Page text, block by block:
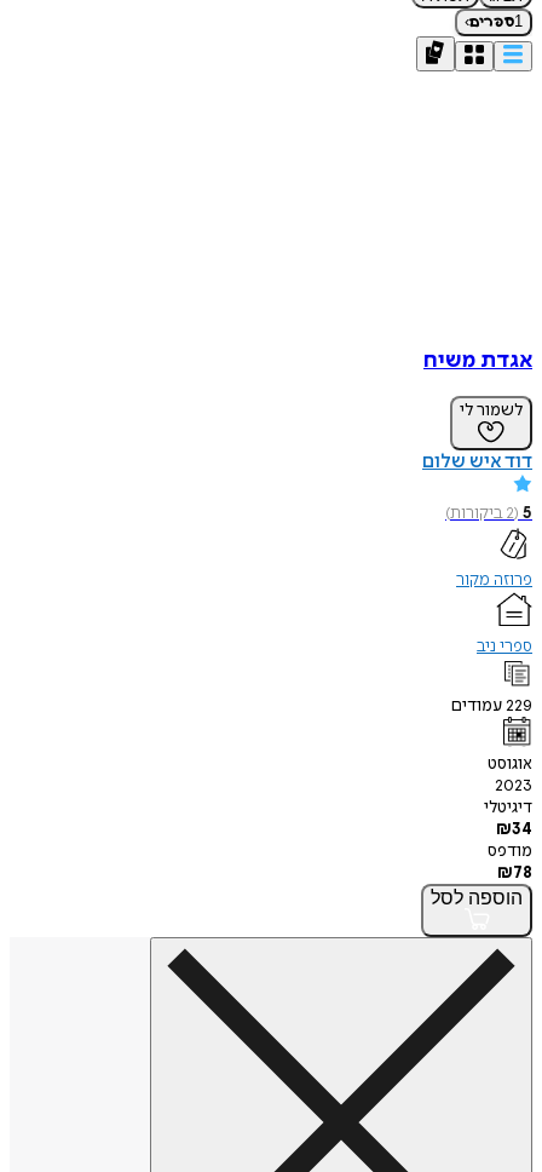
1ספרים›
אגדת משיח
לשמור לי
דוד איש שלום
5
(
2ביקורות)
פרוזה מקור
ספרי ניב
229עמודים
אוגוסט
2023
דיגיטלי
₪34
מודפס
₪78
הוספה לסל